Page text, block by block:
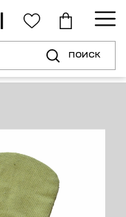
ПОИСК
индивидуальной защиты рук